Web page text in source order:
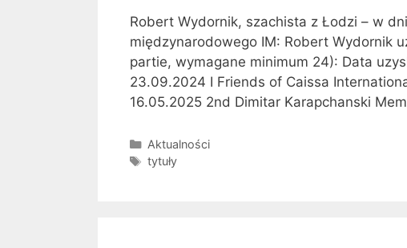
Robert Wydornik, szachista z Łodzi – w
międzynarodowego IM: Robert Wydornik
partie, wymagane minimum 24): Data
23.09.2024 I Friends of Caissa
16.05.2025 2nd Dimitar Karapchanski
Kategorie
Aktualności
Tagi
tytuły